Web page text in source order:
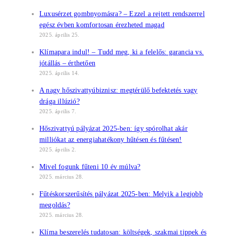
Luxusérzet gombnyomásra? – Ezzel a rejtett rendszerrel
egész évben komfortosan érezheted magad
2025. április 25.
Klímapara indul! – Tudd meg, ki a felelős: garancia vs.
jótállás – érthetően
2025. április 14.
A nagy hőszivattyúbiznisz: megtérülő befektetés vagy
drága illúzió?
2025. április 7.
Hőszivattyú pályázat 2025-ben: így spórolhat akár
milliókat az energiahatékony hűtésen és fűtésen!
2025. április 2.
Mivel fogunk fűteni 10 év múlva?
2025. március 28.
Fűtéskorszerűsítés pályázat 2025-ben: Melyik a legjobb
megoldás?
2025. március 28.
Klíma beszerelés tudatosan: költségek, szakmai tippek és